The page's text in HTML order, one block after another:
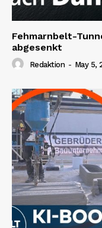
Fehmarnbelt-
abgesenkt
Redaktion - May 5,